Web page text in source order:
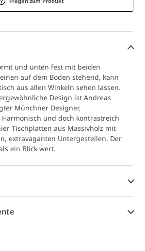
und unten fest mit beiden
auf dem Boden stehend, kann
aus allen Winkeln sehen lassen.
Design ist Andreas
Münchner Designer,
und doch kontrastreich
Tischplatten aus Massivholz mit
extravaganten Untergestellen. Der
ein Blick wert.